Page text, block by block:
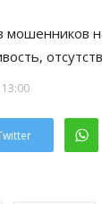
мошенников
яркий век